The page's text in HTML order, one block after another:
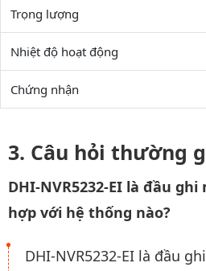
Trọng lượng
Nhiệt độ hoạt động
Chứng nhận
Câu hỏi thường
DHI-NVR5232-EI là đầu
hợp với hệ thống nào?
DHI-NVR5232-EI là đầu